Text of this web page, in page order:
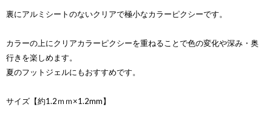
裏にアルミシートのないクリアで極小なカラーピクシーです。
カラーの上にクリアカラーピクシーを重ねることで色の変化や深み・奥
行きを楽しめます。
夏のフットジェルにもおすすめです。
サイズ【約1.2ｍｍ×1.2mm】